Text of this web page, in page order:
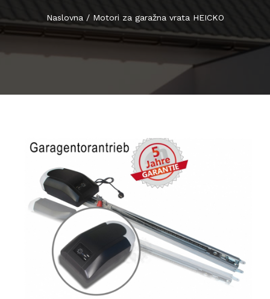
DIJELOVI OD PLASTIKE
RAL MONTAŽA, LJEPILA I ČISTAČI
INOX RUKOHVATI I OPREMA
BORERI I NASTAVCI
MATERIJAL ZA TRANSPORT
KONTAKT
Naslovna / Motori za garažna vrata HEICKO